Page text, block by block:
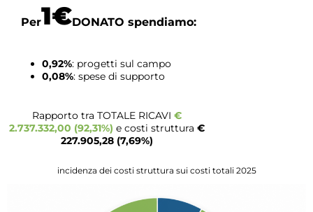
Per1€DONATO spendiamo:
0,92%: progetti sul campo
0,08%: spese di supporto
Rapporto tra TOTALE RICAVI€
2.737.332,00 (92,31%)e costi struttura€
227.905,28 (7,69%)
incidenza dei costi struttura sui costi totali 2025